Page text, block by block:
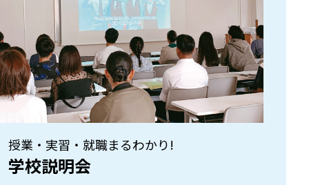
授業・実習・就職まるわかり!
学校説明会